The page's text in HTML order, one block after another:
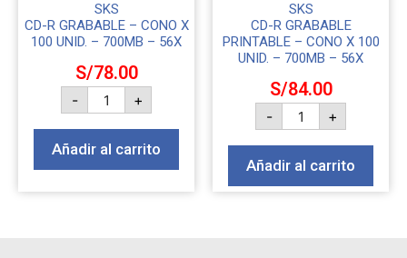
SKS
CD-R GRABABLE – CONO X
100 UNID. – 700MB – 56X
S/78.00
- +
Añadir al carrito
SKS
CD-R GRABABLE
PRINTABLE – CONO X 100
UNID. – 700MB – 56X
S/84.00
- +
Añadir al carrito